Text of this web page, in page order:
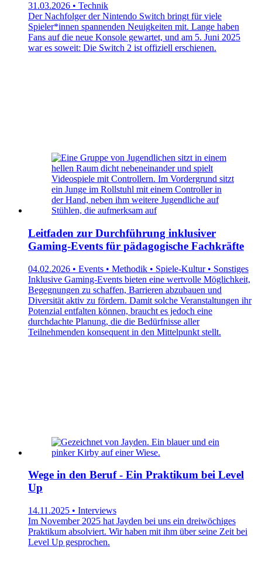
31.03.2026 • Technik
Der Nachfolger der Nintendo Switch bringt für viele
Spieler*innen spannenden Neuigkeiten mit. Lange haben
Fans auf die neue Konsole gewartet, und am 5. Juni 2025
war es soweit: Die Switch 2 ist offiziell erschienen.
Leitfaden zur Durchführung inklusiver
Gaming-Events für pädagogische Fachkräfte
04.02.2026 • Events • Methodik • Spiele-Kultur • Sonstiges
Inklusive Gaming-Events bieten eine wertvolle Möglichkeit,
Begegnungen zu schaffen, Barrieren abzubauen und
Diversität aktiv zu fördern. Damit solche Veranstaltungen ihr
Potenzial entfalten können, braucht es jedoch eine
durchdachte Planung, die die Bedürfnisse aller
Teilnehmenden konsequent in den Mittelpunkt stellt.
Wege in den Beruf - Ein Praktikum bei Level
Up
14.11.2025 • Interviews
Im November 2025 hat Jayden bei uns ein dreiwöchiges
Praktikum absolviert. Wir haben mit ihm über seine Zeit bei
Level Up gesprochen.